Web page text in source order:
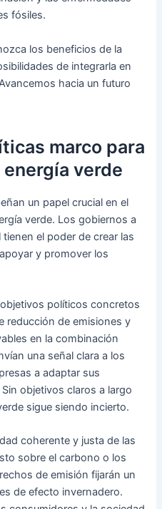
fósiles.
los beneficios de la
de integrarla en
hacia un futuro
marco para
verde
un papel crucial en el
verde. Los gobiernos a
el poder de crear las
y promover los
políticos concretos
reducción de emisiones y
en la combinación
una señal clara a los
a adaptar sus
objetivos claros a largo
sigue siendo incierto.
coherente y justa de las
sobre el carbono o los
de emisión fijarán un
de efecto invernadero.